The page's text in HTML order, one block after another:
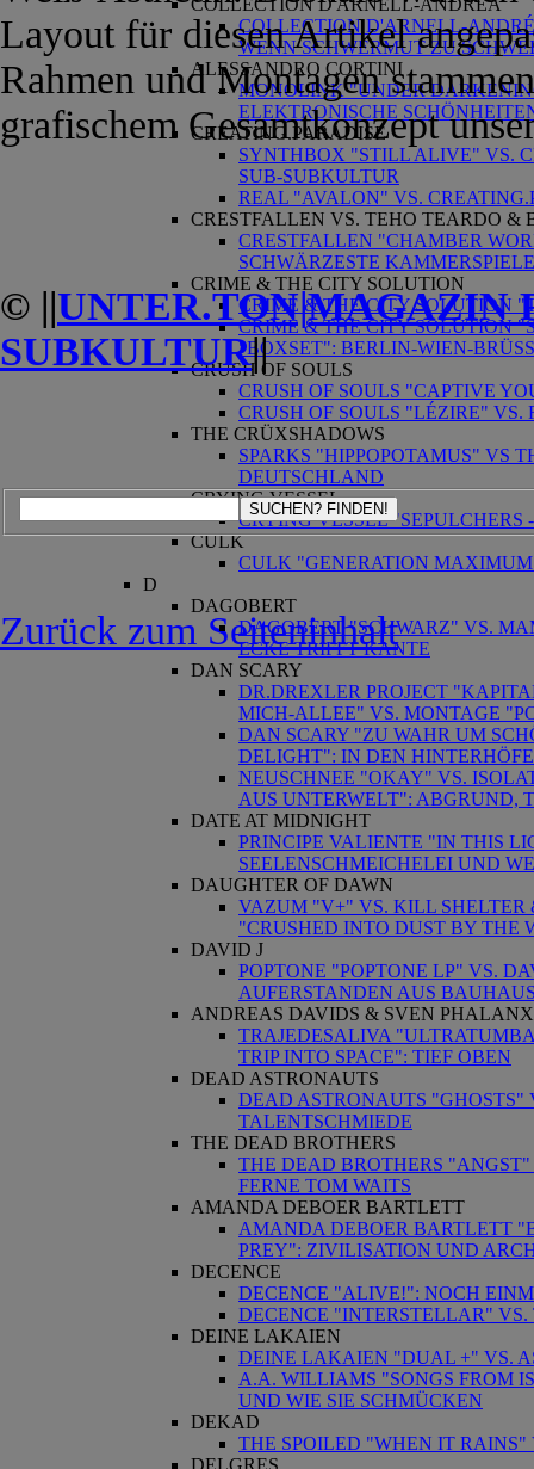
COLLECTION D'ARNELL-
WENN SCHWERMUT ZU
ALESSANDRO CORTINI
MONOLINK "UNDER
ELEKTRONISCHE
CREATING.PARADISE
SYNTHBOX "STILL ALIVE" VS.
SUB-SUBKULTUR
REAL "AVALON" VS.
CRESTFALLEN VS. TEHO TEARDO &
CRESTFALLEN "CHAMBER
SCHWÄRZESTE KAMMERSPIELE
CRIME & THE CITY SOLUTION
CRIME & THE CITY SOLUTION
CRIME & THE CITY SOLUTION
"BOXSET": BERLIN-WIEN-
CRUSH OF SOULS
CRUSH OF SOULS "CAPTIVE
CRUSH OF SOULS "LÉZIRE"
THE CRÜXSHADOWS
SPARKS "HIPPOPOTAMUS" VS
DEUTSCHLAND
CRYING VESSEL
CRYING VESSEL
CULK
CULK "GENERATION
D
DAGOBERT
DAGOBERT "SCHWARZ" VS.
ECKE TRIFFT KANTE
DAN SCARY
DR.DREXLER PROJECT
MICH-ALLEE" VS. MONTAGE
DAN SCARY "ZU WAHR UM
DELIGHT": IN DEN
NEUSCHNEE "OKAY" VS.
AUS UNTERWELT": ABGRUND,
DATE AT MIDNIGHT
PRINCIPE VALIENTE "IN THIS
SEELENSCHMEICHELEI UND
DAUGHTER OF DAWN
VAZUM "V+" VS. KILL
"CRUSHED INTO DUST BY THE
DAVID J
POPTONE "POPTONE LP" VS.
AUFERSTANDEN AUS
ANDREAS DAVIDS & SVEN PHALANX
TRAJEDESALIVA
TRIP INTO SPACE": TIEF OBEN
DEAD ASTRONAUTS
DEAD ASTRONAUTS
TALENTSCHMIEDE
THE DEAD BROTHERS
THE DEAD BROTHERS
FERNE TOM WAITS
AMANDA DEBOER BARTLETT
AMANDA DEBOER BARTLETT
PREY": ZIVILISATION UND
DECENCE
DECENCE "ALIVE!": NOCH
DECENCE "INTERSTELLAR"
DEINE LAKAIEN
DEINE LAKAIEN "DUAL +" VS.
A.A. WILLIAMS "SONGS FROM
UND WIE SIE SCHMÜCKEN
DEKAD
THE SPOILED "WHEN IT
DELGRES
Layout für diesen Artikel
Rahmen und Montagen
grafischem Gesamtkonzept
© ||UNTER.TON|MAGAZIN
SUBKULTUR||
SUCHEN? FINDEN!
Zurück zum Seiteninhalt